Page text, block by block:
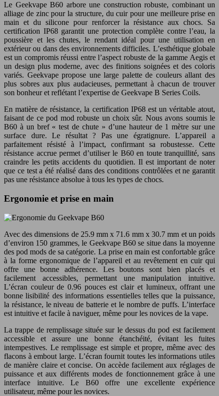
Le Geekvape B60 arbore une construction robuste, combinant un
alliage de zinc pour la structure, du cuir pour une meilleure prise en
main et du silicone pour renforcer la résistance aux chocs. Sa
certification IP68 garantit une protection complète contre l’eau, la
poussière et les chutes, le rendant idéal pour une utilisation en
extérieur ou dans des environnements difficiles. L’esthétique globale
est un compromis réussi entre l’aspect robuste de la gamme Aegis et
un design plus moderne, avec des finitions soignées et des coloris
variés. Geekvape propose une large palette de couleurs allant des
plus sobres aux plus audacieuses, permettant à chacun de trouver
son bonheur et reflétant l’expertise de Geekvape B Series Coils.
En matière de résistance, la certification IP68 est un véritable atout,
faisant de ce pod mod robuste un choix sûr. Nous avons soumis le
B60 à un bref « test de chute » d’une hauteur de 1 mètre sur une
surface dure. Le résultat ? Pas une égratignure. L’appareil a
parfaitement résisté à l’impact, confirmant sa robustesse. Cette
résistance accrue permet d’utiliser le B60 en toute tranquillité, sans
craindre les petits accidents du quotidien. Il est important de noter
que ce test a été réalisé dans des conditions contrôlées et ne garantit
pas une résistance absolue à tous les types de chocs.
Ergonomie et prise en main
Avec des dimensions de 25.9 mm x 71.6 mm x 30.7 mm et un poids
d’environ 150 grammes, le Geekvape B60 se situe dans la moyenne
des pod mods de sa catégorie. La prise en main est confortable grâce
à la forme ergonomique de l’appareil et au revêtement en cuir qui
offre une bonne adhérence. Les boutons sont bien placés et
facilement accessibles, permettant une manipulation intuitive.
L’écran couleur de 0.96 pouces est clair et lumineux, offrant une
bonne lisibilité des informations essentielles telles que la puissance,
la résistance, le niveau de batterie et le nombre de puffs. L’interface
est intuitive et facile à naviguer, même pour les novices de la vape.
La trappe de remplissage située sur le dessus du pod est facilement
accessible et assure une bonne étanchéité, évitant les fuites
intempestives. Le remplissage est simple et propre, même avec des
flacons à embout large. L’écran fournit toutes les informations utiles
de manière claire et concise. On accède facilement aux réglages de
puissance et aux différents modes de fonctionnement grâce à une
interface intuitive. Le B60 offre une excellente expérience
utilisateur, même pour les novices.